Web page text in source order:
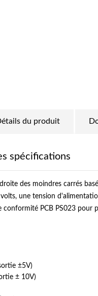
du produit
spécifications
des moindres carrés
une tension
conformité PCB PS023 pour
±5V)
± 10V)